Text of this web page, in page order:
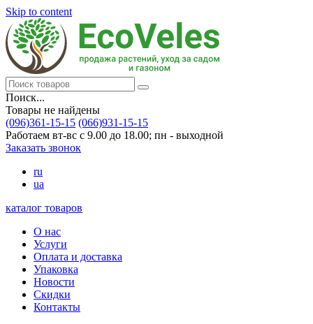
Skip to content
Поиск...
Товары не найдены
(096)361-15-15 (066)931-15-15
Работаем вт-вс с 9.00 до 18.00; пн - выходной
Заказать звонок
ru
ua
каталог товаров
О нас
Услуги
Оплата и доставка
Упаковка
Новости
Скидки
Контакты